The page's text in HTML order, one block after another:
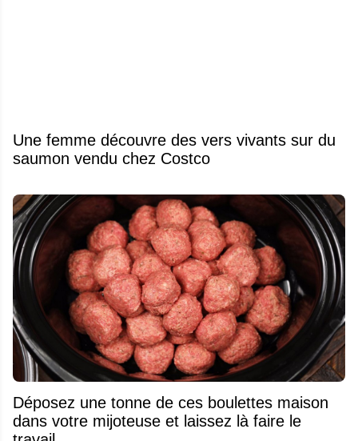
Une femme découvre des vers vivants sur du
saumon vendu chez Costco
Déposez une tonne de ces boulettes maison
dans votre mijoteuse et laissez là faire le